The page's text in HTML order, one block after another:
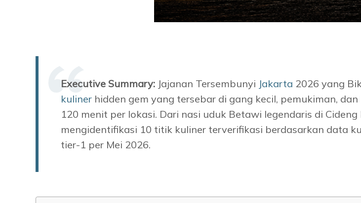
Executive Summary: Jajanan Tersembunyi Jakarta 2026 yang
kuliner hidden gem yang tersebar di gang kecil, pemukiman,
120 menit per lokasi. Dari nasi uduk Betawi legendaris di
mengidentifikasi 10 titik kuliner terverifikasi berdasarkan data
tier-1 per Mei 2026.